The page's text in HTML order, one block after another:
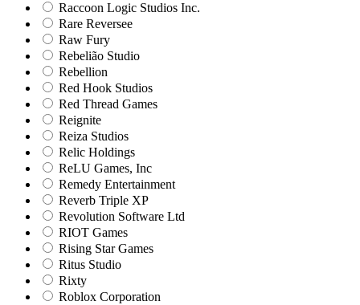
Raccoon Logic Studios Inc.
Rare Reversee
Raw Fury
Rebelião Studio
Rebellion
Red Hook Studios
Red Thread Games
Reignite
Reiza Studios
Relic Holdings
ReLU Games, Inc
Remedy Entertainment
Reverb Triple XP
Revolution Software Ltd
RIOT Games
Rising Star Games
Ritus Studio
Rixty
Roblox Corporation